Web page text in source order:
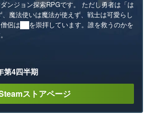
ンジョン探索RPGです。 ただし勇者は「は
魔法使いは魔法が使えず、戦士は可愛らし
侶は██を崇拝しています。誰を救うのかを
第4四半期
ストアページ